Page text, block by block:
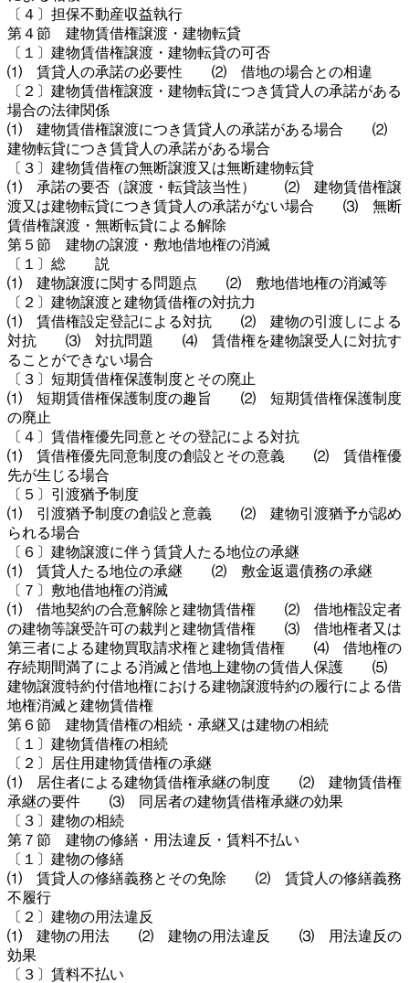
〔４〕担保不動産収益執行
第４節 建物賃借権譲渡・建物転貸
〔１〕建物賃借権譲渡・建物転貸の可否
⑴ 賃貸人の承諾の必要性 ⑵ 借地の場合との相違
〔２〕建物賃借権譲渡・建物転貸につき賃貸人の承諾がある
場合の法律関係
⑴ 建物賃借権譲渡につき賃貸人の承諾がある場合 ⑵
建物転貸につき賃貸人の承諾がある場合
〔３〕建物賃借権の無断譲渡又は無断建物転貸
⑴ 承諾の要否（譲渡・転貸該当性） ⑵ 建物賃借権譲
渡又は建物転貸につき賃貸人の承諾がない場合 ⑶ 無断
賃借権譲渡・無断転貸による解除
第５節 建物の譲渡・敷地借地権の消滅
〔１〕総 説
⑴ 建物譲渡に関する問題点 ⑵ 敷地借地権の消滅等
〔２〕建物譲渡と建物賃借権の対抗力
⑴ 賃借権設定登記による対抗 ⑵ 建物の引渡しによる
対抗 ⑶ 対抗問題 ⑷ 賃借権を建物譲受人に対抗す
ることができない場合
〔３〕短期賃借権保護制度とその廃止
⑴ 短期賃借権保護制度の趣旨 ⑵ 短期賃借権保護制度
の廃止
〔４〕賃借権優先同意とその登記による対抗
⑴ 賃借権優先同意制度の創設とその意義 ⑵ 賃借権優
先が生じる場合
〔５〕引渡猶予制度
⑴ 引渡猶予制度の創設と意義 ⑵ 建物引渡猶予が認め
られる場合
〔６〕建物譲渡に伴う賃貸人たる地位の承継
⑴ 賃貸人たる地位の承継 ⑵ 敷金返還債務の承継
〔７〕敷地借地権の消滅
⑴ 借地契約の合意解除と建物賃借権 ⑵ 借地権設定者
の建物等譲受許可の裁判と建物賃借権 ⑶ 借地権者又は
第三者による建物買取請求権と建物賃借権 ⑷ 借地権の
存続期間満了による消滅と借地上建物の賃借人保護 ⑸
建物譲渡特約付借地権における建物譲渡特約の履行による借
地権消滅と建物賃借権
第６節 建物賃借権の相続・承継又は建物の相続
〔１〕建物賃借権の相続
〔２〕居住用建物賃借権の承継
⑴ 居住者による建物賃借権承継の制度 ⑵ 建物賃借権
承継の要件 ⑶ 同居者の建物賃借権承継の効果
〔３〕建物の相続
第７節 建物の修繕・用法違反・賃料不払い
〔１〕建物の修繕
⑴ 賃貸人の修繕義務とその免除 ⑵ 賃貸人の修繕義務
不履行
〔２〕建物の用法違反
⑴ 建物の用法 ⑵ 建物の用法違反 ⑶ 用法違反の
効果
〔３〕賃料不払い